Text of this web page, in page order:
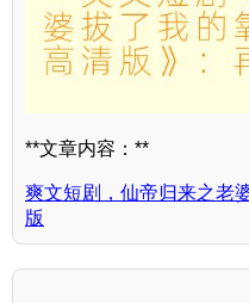
**文章内容：**
爽文短剧，仙帝归来之老
版